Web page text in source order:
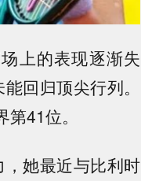
上的表现逐渐失
回归顶尖行列。
41位。
她最近与比利时